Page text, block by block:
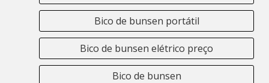
Bico de bunsen portátil
Bico de bunsen elétrico preço
Bico de bunsen